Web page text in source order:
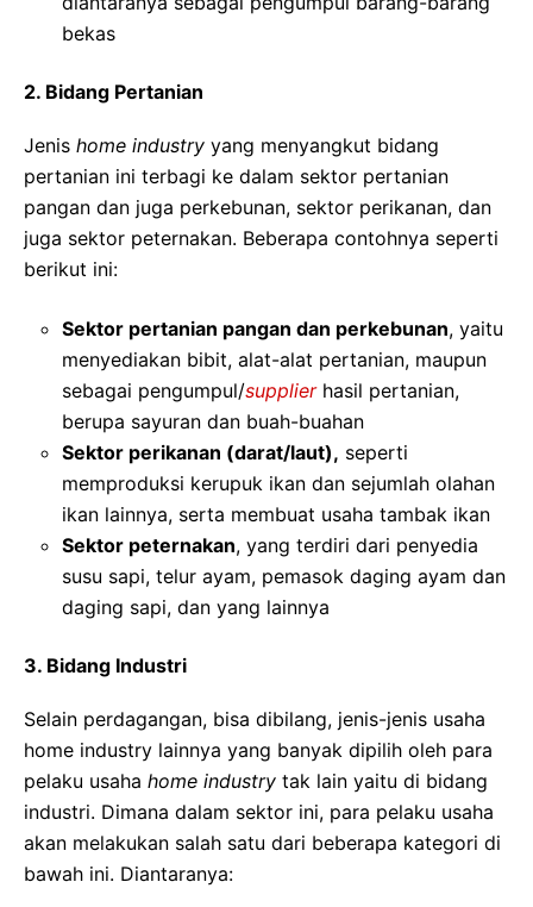
bekas
2. Bidang Pertanian
Jenis home industry yang menyangkut bidang
pertanian ini terbagi ke dalam sektor pertanian
pangan dan juga perkebunan, sektor perikanan, dan
juga sektor peternakan. Beberapa contohnya seperti
berikut ini:
Sektor pertanian pangan dan perkebunan, yaitu
menyediakan bibit, alat-alat pertanian, maupun
sebagai pengumpul/supplier hasil pertanian,
berupa sayuran dan buah-buahan
Sektor perikanan (darat/laut), seperti
memproduksi kerupuk ikan dan sejumlah olahan
ikan lainnya, serta membuat usaha tambak ikan
Sektor peternakan, yang terdiri dari penyedia
susu sapi, telur ayam, pemasok daging ayam dan
daging sapi, dan yang lainnya
3. Bidang Industri
Selain perdagangan, bisa dibilang, jenis-jenis usaha
home industry lainnya yang banyak dipilih oleh para
pelaku usaha home industry tak lain yaitu di bidang
industri. Dimana dalam sektor ini, para pelaku usaha
akan melakukan salah satu dari beberapa kategori di
bawah ini. Diantaranya: